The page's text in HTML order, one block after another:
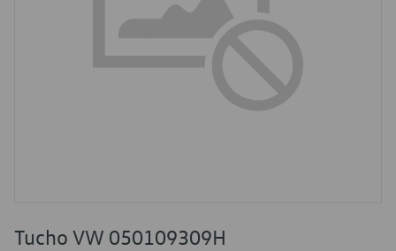
Tucho VW 050109309H